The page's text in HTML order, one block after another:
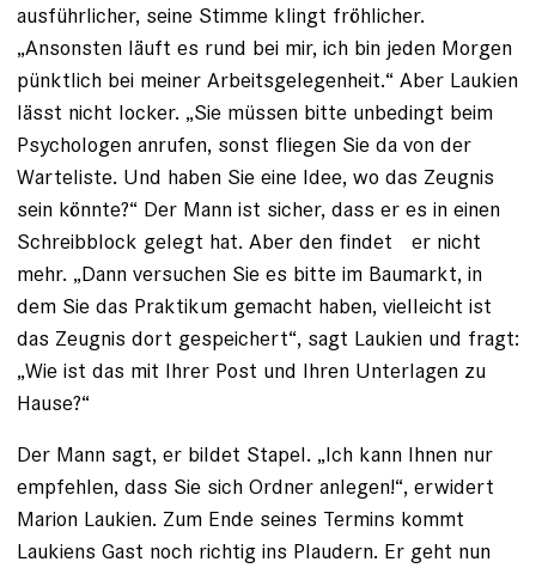
ausführlicher, seine Stimme klingt fröhlicher.
„Ansonsten läuft es rund bei mir, ich bin jeden Morgen
pünktlich bei meiner Arbeitsgelegenheit.“ Aber Laukien
lässt nicht locker. „Sie müssen bitte un­bedingt beim
Psychologen anrufen, sonst fliegen Sie da von der
Warteliste. Und haben Sie eine Idee, wo das Zeugnis
sein könnte?“ Der Mann ist sicher, dass er es in einen
Schreibblock gelegt hat. Aber den findet er nicht
mehr. „Dann versuchen Sie es bitte im Baumarkt, in
dem Sie das Praktikum gemacht ­haben, vielleicht ist
das Zeugnis dort ge­speichert“, sagt Laukien und fragt:
„Wie ist das mit Ihrer Post und Ihren Unterlagen zu
Hause?“
Der Mann sagt, er bildet Stapel. „Ich kann Ihnen nur
empfehlen, dass Sie sich Ordner anlegen!“, erwidert
Marion Laukien. Zum Ende seines Termins kommt
Laukiens Gast noch richtig ins Plaudern. Er geht nun